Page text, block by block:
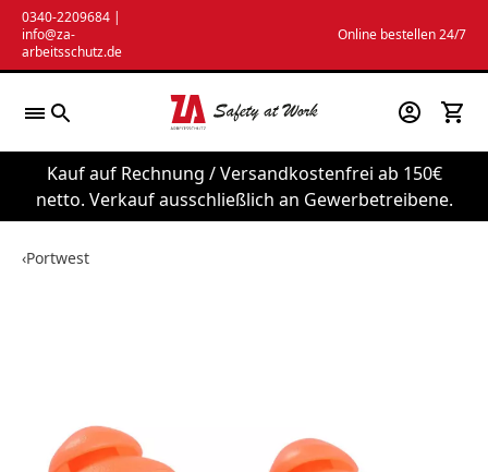
Zum
Inhalt
springen
0340-2209684 |
info@za-
arbeitsschutz.de
Online bestellen 24/7
Kauf auf Rechnung / Versandkostenfrei ab 150€
netto. Verkauf ausschließlich an Gewerbetreibene.
‹Portwest